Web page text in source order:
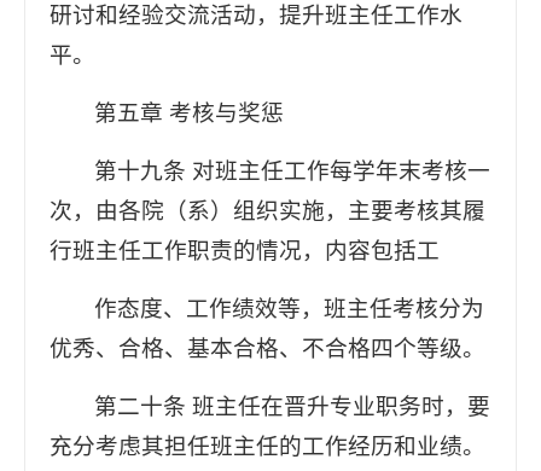
研讨和经验交流活动，提升班主任工作水
平。
第五章 考核与奖惩
第十九条 对班主任工作每学年末考核一
次，由各院（系）组织实施，主要考核其履
行班主任工作职责的情况，内容包括工
作态度、工作绩效等，班主任考核分为
优秀、合格、基本合格、不合格四个等级。
第二十条 班主任在晋升专业职务时，要
充分考虑其担任班主任的工作经历和业绩。